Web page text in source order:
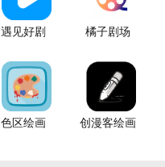
遇见好剧 橘子剧场
色区绘画 创漫客绘画